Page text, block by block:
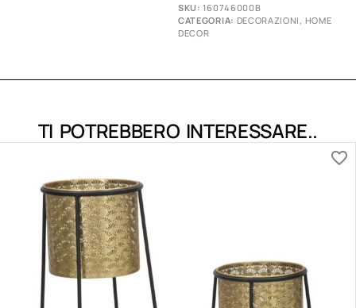
SKU:160746000B
CATEGORIA: DECORAZIONI HOME
DECOR
TI POTREBBERO INTERESSARE..